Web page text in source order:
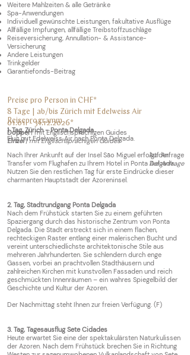
Weitere Mahlzeiten & alle Getränke
Spa-Anwendungen
Individuell gewünschte Leistungen, fakultative Ausflüge
Allfällige Impfungen, allfällige Treibstoffzuschläge
Reiseversicherung, Annullation- & Assistance-
Versicherung
Andere Leistungen
Trinkgelder
Garantiefonds-Beitrag
Preise pro Person in CHF*
8 Tage | ab/bis Zürich mit Edelweiss Air
01.01. - 31.12.2026*
Doppel| mit Englischsprachigen Guides
Einzel| mit Englischsprachigen Guides
Auf Anfrage
Auf Anfrage
Reiseprogramm
1. Tag, Zürich - Ponta Delgada
Flug mit Edelweiss Air nach Ponta Delgada.
Nach Ihrer Ankunft auf der Insel São Miguel erfolgt der
Transfer vom Flughafen zu Ihrem Hotel in Ponta Delgada.
Nutzen Sie den restlichen Tag für erste Eindrücke dieser
charmanten Hauptstadt der Azoreninsel.
2. Tag, Stadtrundgang Ponta Delgada
Nach dem Frühstück starten Sie zu einem geführten
Spaziergang durch das historische Zentrum von Ponta
Delgada. Die Stadt erstreckt sich in einem flachen,
rechteckigen Raster entlang einer malerischen Bucht und
vereint unterschiedlichste architektonische Stile aus
mehreren Jahrhunderten. Sie schlendern durch enge
Gassen, vorbei an prachtvollen Stadthäusern und
zahlreichen Kirchen mit kunstvollen Fassaden und reich
geschmückten Innenräumen – ein wahres Spiegelbild der
Geschichte und Kultur der Azoren.
Der Nachmittag steht Ihnen zur freien Verfügung. (F)
3. Tag, Tagesausflug Sete Cidades
Heute erwartet Sie eine der spektakulärsten Naturkulissen
der Azoren. Nach dem Frühstück brechen Sie in Richtung